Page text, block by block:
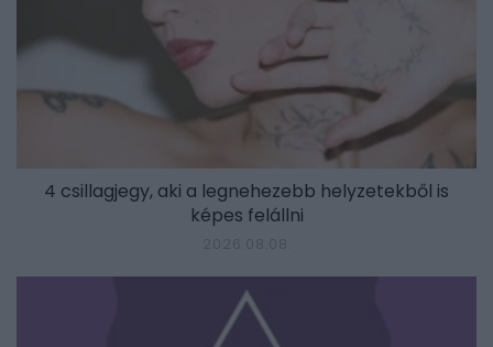
4 csillagjegy, aki a legnehezebb helyzetekből is
képes felállni